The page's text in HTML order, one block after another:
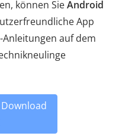
können SieAndroid
App
auf dem